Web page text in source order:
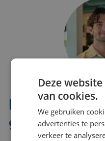
Interesse?
graag verder!
Deze
van cookies.
We gebruiken
advertenties te
verkeer te